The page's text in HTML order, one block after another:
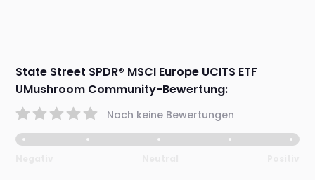
State Street SPDR® MSCI Europe UCITS ETF
UMushroom Community-Bewertung:
Noch keine Bewertungen